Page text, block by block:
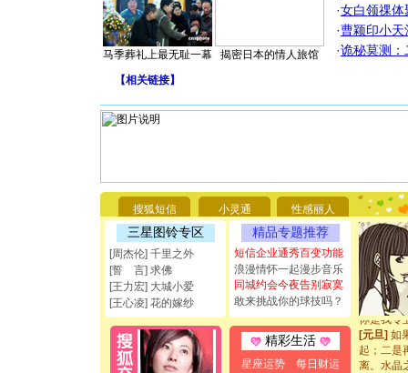
马季葬礼上最无耻一幕 揭密日本的情人旅馆
·女白领祼体
·曹颖印小天
·诡秘莫测：
【相关链接】
搜狐短信 小灵通 性感丽人
三星图铃专区
[周杰伦] 千里之外
[誓 言] 求佛
[王力宏] 大城小爱
[王心凌] 花的嫁纱
精品专题推荐
短信企业通秀百变功能
浪漫情怀一起漫步音乐
同城约会今夜告别寂寞
敢来挑战你的球技吗？
精彩生活
星座运势
每日财运
要平安！
[圣诞节]
能正大光
都要快乐
[圣诞节]
如意,快
[元旦]看
断电。爱
你是我专
[元旦] 如
起；二是
离。水晶